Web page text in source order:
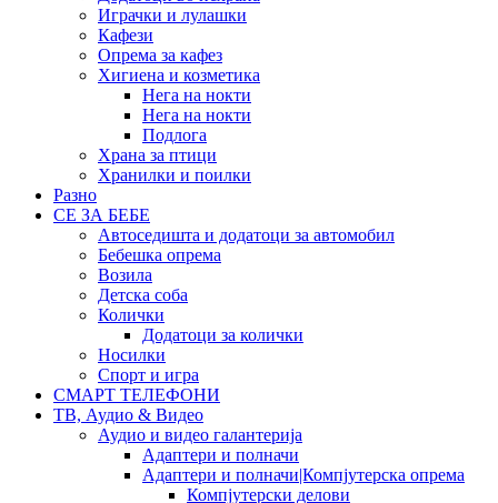
Играчки и лулашки
Кафези
Опрема за кафез
Хигиена и козметика
Нега на нокти
Нега на нокти
Подлога
Храна за птици
Хранилки и поилки
Разно
СЕ ЗА БЕБЕ
Автоседишта и додатоци за автомобил
Бебешка опрема
Возила
Детска соба
Колички
Додатоци за колички
Носилки
Спорт и игра
СМАРТ ТЕЛЕФОНИ
ТВ, Аудио & Видео
Аудио и видео галантерија
Адаптери и полначи
Адаптери и полначи|Компјутерска опрема
Компјутерски делови